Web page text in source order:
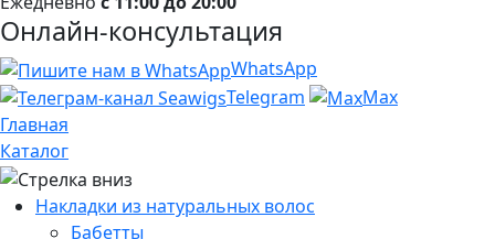
Онлайн-консультация
WhatsApp
Telegram
Max
Главная
Каталог
Накладки из натуральных волос
Бабетты